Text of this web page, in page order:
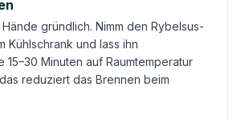
gründlich. Nimm den Rybelsus-
Kühlschrank und lass ihn
15–30 Minuten auf Raumtemperatur
reduziert das Brennen beim